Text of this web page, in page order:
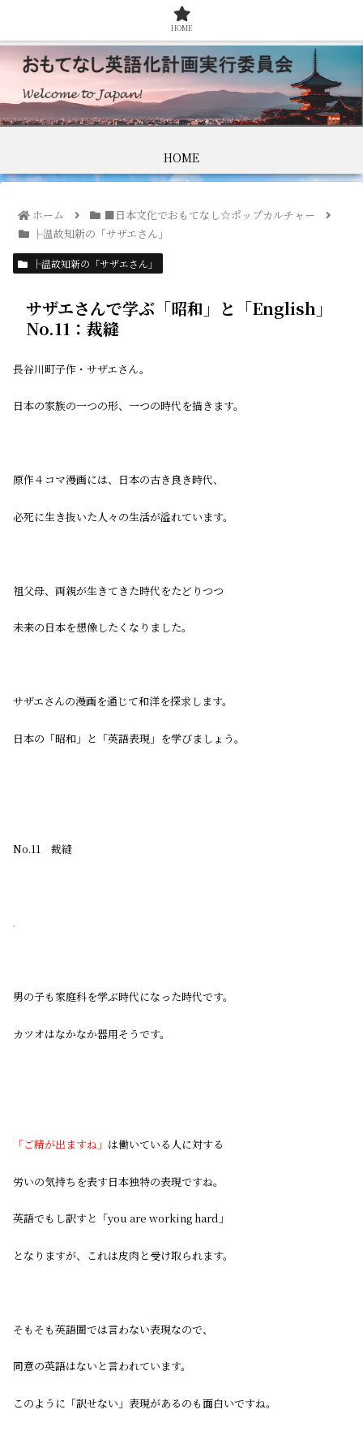
HOME
ホーム
■日本文化でおもてなし☆ポップカルチャー
├温故知新の「サザエさん」
├温故知新の「サザエさん」
サザエさんで学ぶ「昭和」と「English」
No.11：裁縫
長谷川町子作・サザエさん。
日本の家族の一つの形、一つの時代を描きます。
原作４コマ漫画には、日本の古き良き時代、
必死に生き抜いた人々の生活が溢れています。
祖父母、両親が生きてきた時代をたどりつつ
未来の日本を想像したくなりました。
サザエさんの漫画を通じて和洋を探求します。
日本の「昭和」と「英語表現」を学びましょう。
No.11 裁縫
男の子も家庭科を学ぶ時代になった時代です。
カツオはなかなか器用そうです。
「ご精が出ますね」 は働いている人に対する
労いの気持ちを表す日本独特の表現ですね。
英語でもし訳すと「you are working hard」
となりますが、これは皮肉と受け取られます。
そもそも英語圏では言わない表現なので、
同意の英語はないと言われています。
このように「訳せない」表現があるのも面白いですね。
HOME